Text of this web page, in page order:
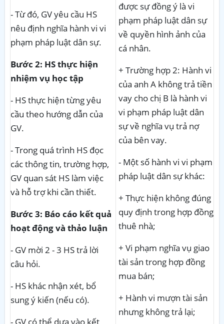
- Từ đó, GV yêu cầu HS
nêu định nghĩa hành vi vi
phạm pháp luật dân sự.
Bước 2: HS thực hiện
nhiệm vụ học tập
- HS thực hiện từng yêu
cầu theo hướng dẫn của
GV.
- Trong quá trình HS đọc
các thông tin, trường hợp,
GV quan sát HS làm việc
và hỗ trợ khi cần thiết.
Bước 3: Báo cáo kết quả
hoạt động và thảo luận
- GV mời 2 - 3 HS trả lời
câu hỏi.
- HS khác nhận xét, bổ
sung ý kiến (nếu có).
được sự đồng ý là vi
phạm pháp luật dân sự
về quyền hình ảnh của
cá nhân.
+ Trường hợp 2: Hành vi
của anh A không trả tiền
vay cho chị B là hành vi
vi phạm pháp luật dân
sự về nghĩa vụ trả nợ
của bên vay.
- Một số hành vi vi phạm
pháp luật dân sự khác:
+ Thực hiện không đúng
quy định trong hợp đồng
thuê nhà;
+ Vi phạm nghĩa vụ giao
tài sản trong hợp đồng
mua bán;
+ Hành vi mượn tài sản
nhưng không trả lại;